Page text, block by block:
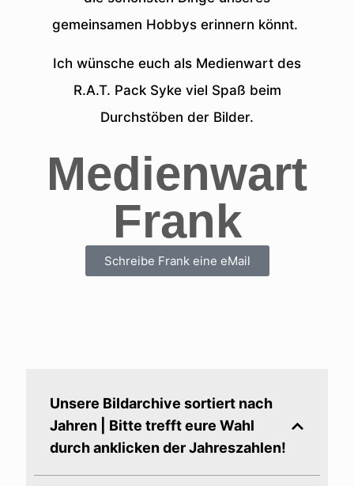
gemeinsamen Hobbys erinnern könnt.
Ich wünsche euch als Medienwart des
R.A.T. Pack Syke viel Spaß beim
Durchstöben der Bilder.
Medienwart
Frank
Schreibe Frank eine eMail
Unsere Bildarchive sortiert nach
Jahren | Bitte trefft eure Wahl
durch anklicken der Jahreszahlen!